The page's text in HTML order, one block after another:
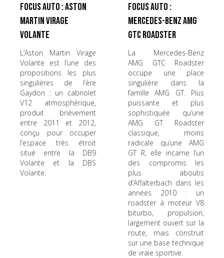
Focus Auto : Aston
Martin Virage
Volante
L’Aston Martin Virage
Volante est l’une des
propositions les plus
singulières de l’ère
Gaydon : un cabriolet
V12 atmosphérique,
produit brièvement
entre 2011 et 2012,
conçu pour occuper
l’espace très étroit
situé entre la DB9
Volante et la DBS
Volante.
Focus Auto :
Mercedes-Benz AMG
GTC Roadster
La Mercedes-Benz
AMG GTC Roadster
occupe une place
singulière dans la
famille AMG GT. Plus
puissante et plus
sophistiquée qu’une
AMG GT Roadster
classique, moins
radicale qu’une AMG
GT R, elle incarne l’un
des compromis les
plus aboutis
d’Affalterbach dans les
années 2010 : un
roadster à moteur V8
biturbo, propulsion,
largement ouvert sur la
route, mais construit
sur une base technique
de vraie sportive.